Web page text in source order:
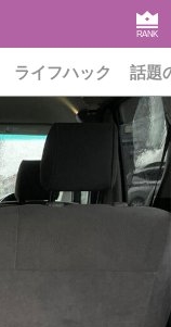
RANK
ライフハック 話題